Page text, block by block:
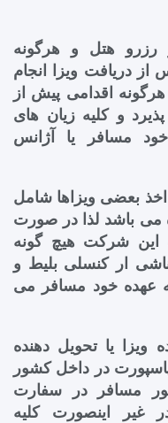
رزرو هتل و هرگونه
دریافت ویزا انجام
اقدامی پیش از
و کلیه زیان های
مسافر یا آژانس
اخذ بعضی ویزاها شامل
می باشد لذا در صورت
این شرکت هیچ گونه
ار کنسلی بلیط و
عهده خود مسافر می
ویزا یا تحویل دهنده
در داخل کشور
مسافر در سفارت
غیر اینصورت کلیه